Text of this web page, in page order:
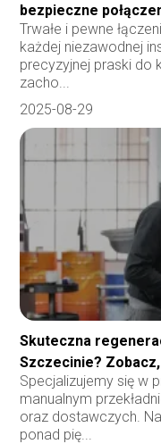
bezpieczne
Trwałe i pewne
każdej niezawodnej
precyzyjnej praski do
zacho...
2025-08-29
Skuteczna
Szczecinie?
Specjalizujemy się w
manualnym
oraz dostawczych.
ponad pię...